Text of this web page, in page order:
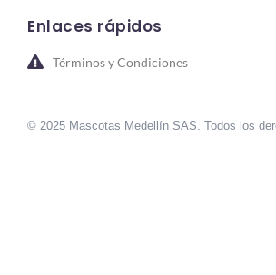
Enlaces rápidos
Términos y Condiciones
© 2025 Mascotas Medellín SAS. Todos los